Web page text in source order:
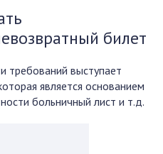
билет
требований выступает
является основанием
больничный лист и т.д.